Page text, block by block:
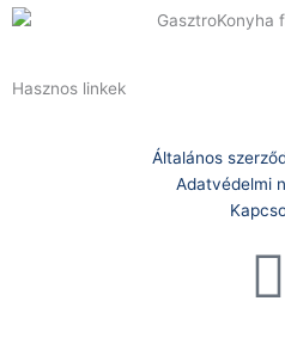
Hasznos linkek
Általános
Adatvédelmi